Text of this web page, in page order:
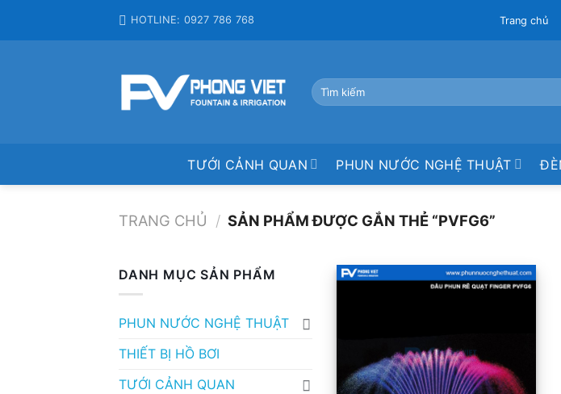
HOTLINE: 0927 786 768 Trang chủ
Tìm
kiếm:
TƯỚI CẢNH QUAN PHUN NƯỚC NGHỆ THUẬT
TRANG CHỦ / SẢN PHẨM ĐƯỢC GẮN THẺ “PVFG6”
DANH MỤC SẢN PHẨM
PHUN NƯỚC NGHỆ THUẬT
THIẾT BỊ HỒ BƠI
TƯỚI CẢNH QUAN